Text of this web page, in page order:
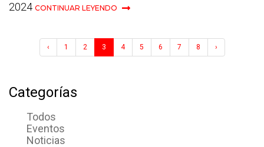
2024 CONTINUAR LEYENDO
‹ 1 2 3 4 5 6 7 8 ›
Categorías
Todos
Eventos
Noticias